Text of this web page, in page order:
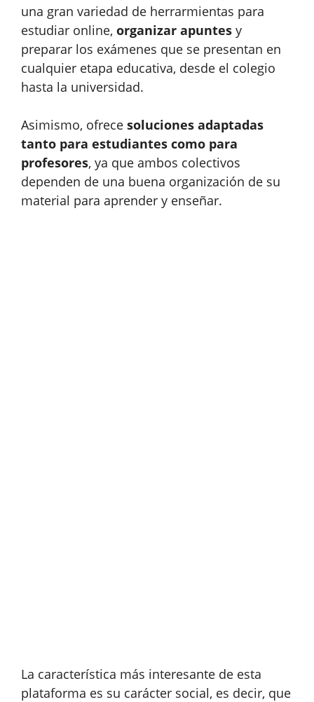
una gran variedad de herrarmientas para
estudiar online, organizar apuntes y
preparar los exámenes que se presentan en
cualquier etapa educativa, desde el colegio
hasta la universidad.
Asimismo, ofrece soluciones adaptadas
tanto para estudiantes como para
profesores, ya que ambos colectivos
dependen de una buena organización de su
material para aprender y enseñar.
La característica más interesante de esta
plataforma es su carácter social, es decir, que